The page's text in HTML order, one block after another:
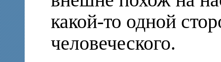
какой-то одной
человеческого.